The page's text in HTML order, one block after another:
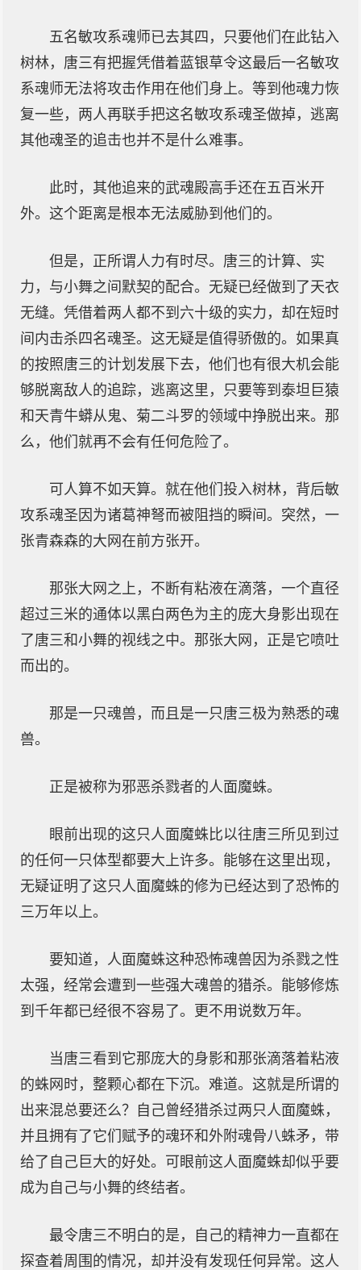
五名敏攻系魂师已去其四，只要他们在此钻入
树林，唐三有把握凭借着蓝银草令这最后一名敏攻
系魂师无法将攻击作用在他们身上。等到他魂力恢
复一些，两人再联手把这名敏攻系魂圣做掉，逃离
其他魂圣的追击也并不是什么难事。
此时，其他追来的武魂殿高手还在五百米开
外。这个距离是根本无法威胁到他们的。
但是，正所谓人力有时尽。唐三的计算、实
力，与小舞之间默契的配合。无疑已经做到了天衣
无缝。凭借着两人都不到六十级的实力，却在短时
间内击杀四名魂圣。这无疑是值得骄傲的。如果真
的按照唐三的计划发展下去，他们也有很大机会能
够脱离敌人的追踪，逃离这里，只要等到泰坦巨猿
和天青牛蟒从鬼、菊二斗罗的领域中挣脱出来。那
么，他们就再不会有任何危险了。
可人算不如天算。就在他们投入树林，背后敏
攻系魂圣因为诸葛神弩而被阻挡的瞬间。突然，一
张青森森的大网在前方张开。
那张大网之上，不断有粘液在滴落，一个直径
超过三米的通体以黑白两色为主的庞大身影出现在
了唐三和小舞的视线之中。那张大网，正是它喷吐
而出的。
那是一只魂兽，而且是一只唐三极为熟悉的魂
兽。
正是被称为邪恶杀戮者的人面魔蛛。
眼前出现的这只人面魔蛛比以往唐三所见到过
的任何一只体型都要大上许多。能够在这里出现，
无疑证明了这只人面魔蛛的修为已经达到了恐怖的
三万年以上。
要知道，人面魔蛛这种恐怖魂兽因为杀戮之性
太强，经常会遭到一些强大魂兽的猎杀。能够修炼
到千年都已经很不容易了。更不用说数万年。
当唐三看到它那庞大的身影和那张滴落着粘液
的蛛网时，整颗心都在下沉。难道。这就是所谓的
出来混总要还么？自己曾经猎杀过两只人面魔蛛，
并且拥有了它们赋予的魂环和外附魂骨八蛛矛，带
给了自己巨大的好处。可眼前这人面魔蛛却似乎要
成为自己与小舞的终结者。
最令唐三不明白的是，自己的精神力一直都在
探查着周围的情况，却并没有发现任何异常。这人